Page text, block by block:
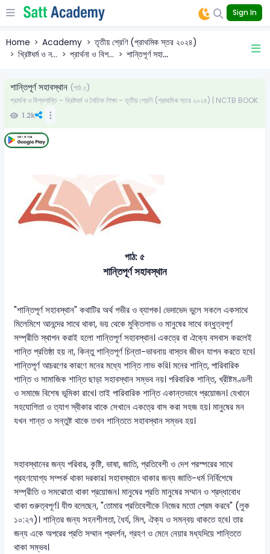
Sign In
Home Academy
তৃতীয় শ্রেণি (প্রাথমিক স্তর ২০২৪)
খ্রিষ্টধর্ম ও ন...
প্রার্থনা ও বিশ... শান্তিপূর্ণ সহা...
শান্তিপূর্ণ সহাবস্থান (পাঠ ৫)
প্রার্থনা ও বিশ্বশান্তি - খ্রিষ্টধর্ম ও নৈতিক শিক্ষা - তৃতীয় শ্রেণি (প্রাথমিক স্তর ২০২৪) | NCTB BOOK
1.2k
পাঠ: ৫
শান্তিপূর্ণ সহাবস্থান
"শান্তিপূর্ণ সহাবস্থান" কথাটির অর্থ গভীর ও ব্যাপক। ভেদাভেদ ভুলে সকলে একসাথে
মিলেমিশে আনন্দের সাথে থাকা, ভয় থেকে মুক্তিলাভ ও মানুষের সাথে বন্ধুত্বপূর্ণ
সম্প্রীতি স্থাপন করাই হলো শান্তিপূর্ণ সহাবস্থান। একত্রে বা ঐক্যে বসবাস করলেই
শান্তি প্রতিষ্ঠা হয় না, কিন্তু শান্তিপূর্ণ চিন্তা-ভাবনায় বাস্তব জীবন যাপন করতে হবে।
শান্তিপূর্ণ আচরণের কারণে মনের মধ্যে শান্তি লাভ করি। মনের শান্তি, পারিবারিক
শান্তি ও সামাজিক শান্তি ছাড়া সহাবস্থান সম্ভব নয়। পরিবারিক শান্তি, খ্রীষ্টমণ্ডলী
ও সমাজে বিশেষ ভূমিকা রাখে। তাই পারিবারিক শান্তি একান্তভাবে প্রয়োজন। যেখানে
সহযোগিতা ও ত্যাগ স্বীকার থাকে সেখানে একত্রে বাস করা সহজ হয়। মানুষের মন
যখন শান্ত ও সন্তুষ্ট থাকে তখন শান্তিতে সহাবস্থান সম্ভব হয়।
সহাবস্থানের জন্য পরিবার, কৃষ্টি, ভাষা, জাতি, প্রতিবেশী ও দেশ পরস্পরের সাথে
গ্রহণযোগ্য সম্পর্ক থাকা দরকার। সহাবস্থানে থাকার জন্য জাতি-ধর্ম নির্বিশেষে
সম্প্রীতি ও সমঝোতা থাকা প্রয়োজন। মানুষের প্রতি মানুষের সম্মান ও শ্রদ্ধাবোধ
থাকা গুরুত্বপূর্ণ। যীশু বলেছেন, "তোমার প্রতিবেশীকে নিজের মতো প্রেম করবে" (লুক
১০:২৭)। শান্তির জন্য সহনশীলতা, ধৈর্য, মিল, ঐক্য ও সমন্বয় থাকতে হবে। তার
জন্য একে অপরের প্রতি সম্মান প্রদর্শন, গ্রহণ ও মেনে নেয়ার মধ্যদিয়ে শান্তিতে
থাকা সম্ভব।